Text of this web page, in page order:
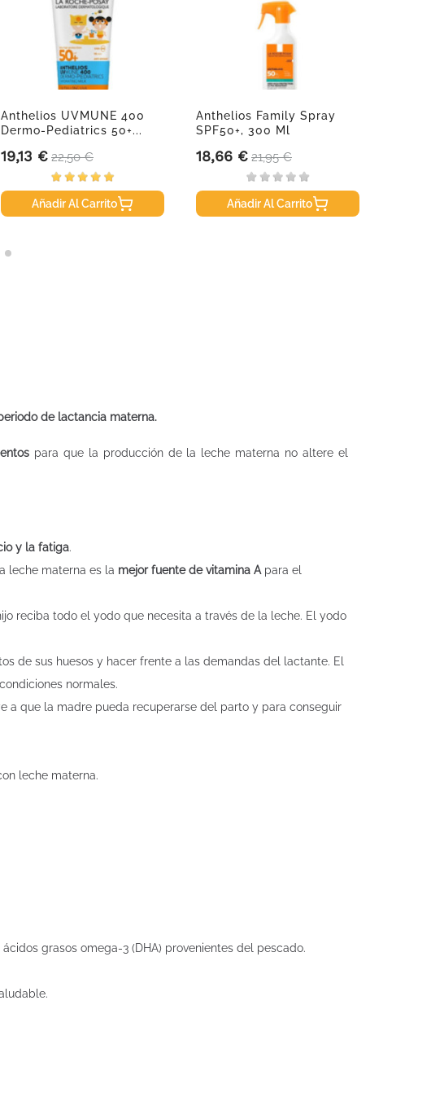
Anthelios UVMUNE 400
Dermo-Pediatrics 50+...
Precio
19,13 € Precio base
22,50 €
Añadir Al Carrito
Anthelios Family Spray
SPF50+, 300 Ml
Precio
18,66 € Precio base
21,95 €
Añadir Al Carrito
de lactancia materna.
para que la producción de la leche materna no altere el
y la fatiga.
leche materna es la mejor fuente de vitamina A para el
reciba todo el yodo que necesita a través de la leche. El yodo
de sus huesos y hacer frente a las demandas del lactante. El
normales.
a que la madre pueda recuperarse del parto y para conseguir
leche materna.
grasos omega-3 (DHA) provenientes del pescado.